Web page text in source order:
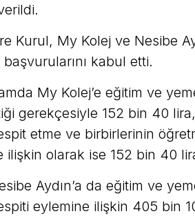
Kurul, My Kolej ve Nesibe
kabul etti.
My Kolej’e eğitim ve
gerekçesiyle 152 bin 40
etme ve birbirlerinin
ilişkin olarak ise 152 bin 40
Aydın’a da eğitim ve
eylemine ilişkin 405 bin